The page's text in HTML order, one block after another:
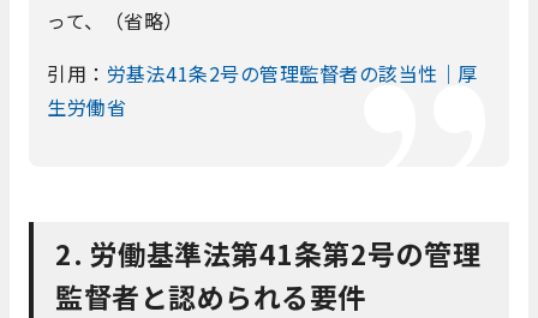
って、（省略）
引用： 労基法41条2号の管理監督者の該当性｜厚
生労働省
2. 労働基準法第41条第2号の管理
監督者と認められる要件